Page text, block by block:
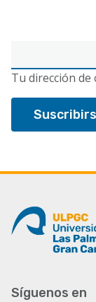
electrónico
Tu dirección
Síguenos en